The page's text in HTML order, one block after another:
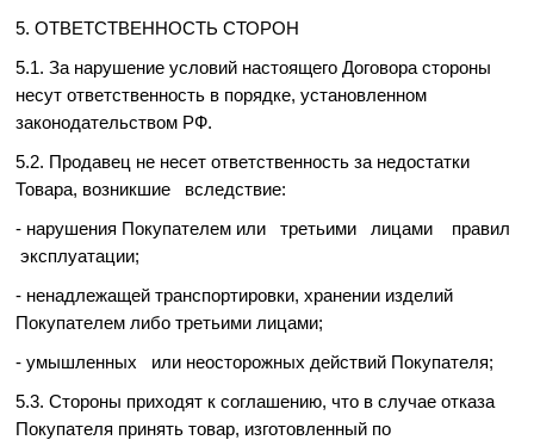
5. ОТВЕТСТВЕННОСТЬ СТОРОН
5.1. За нарушение условий настоящего Договора стороны
несут ответственность в порядке, установленном
законодательством РФ.
5.2. Продавец не несет ответственность за недостатки
Товара, возникшие вследствие:
- нарушения Покупателем или третьими лицами правил
эксплуатации;
- ненадлежащей транспортировки, хранении изделий
Покупателем либо третьими лицами;
- умышленных или неосторожных действий Покупателя;
5.3. Стороны приходят к соглашению, что в случае отказа
Покупателя принять товар, изготовленный по